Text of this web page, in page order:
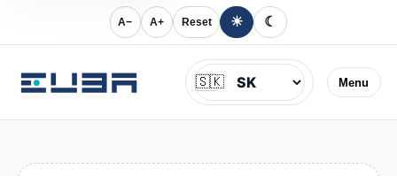
A− A+ Reset ☀ ☾
Menu
Jazyk
🇸🇰